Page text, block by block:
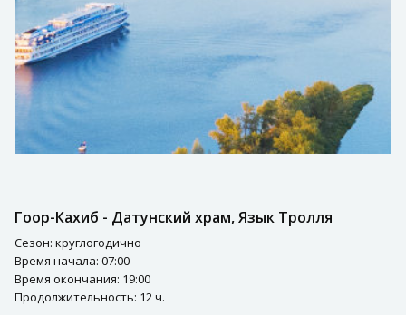
Гоор-Кахиб - Датунский храм, Язык Тролля
Сезон: круглогодично
Время начала: 07:00
Время окончания: 19:00
Продолжительность: 12 ч.